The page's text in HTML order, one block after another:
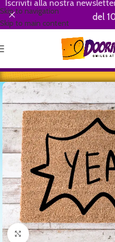
Skip to navigation
Skip to main content
Iscriviti alla nostra
del
Clicca per ingrandire